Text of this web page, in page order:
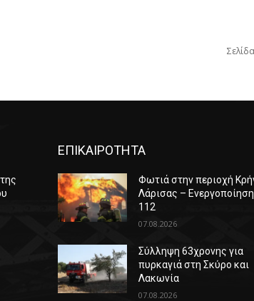
ΕΠΙΚΑΙΡΟΤΗΤΑ
Φωτιά στην περιοχή
Λάρισας –
112
07.08.2026
Σύλληψη 63χρονης για
πυρκαγιά στη Σκύρο και
Λακωνία
07.08.2026